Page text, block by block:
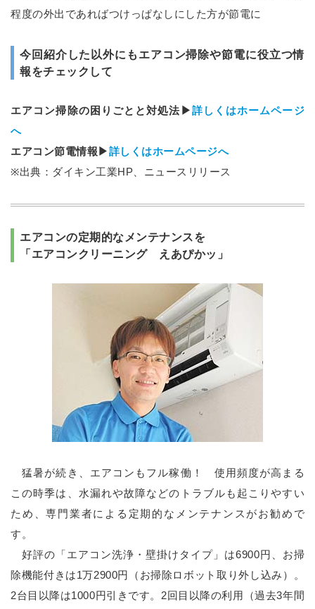
程度の外出であればつけっぱなしにした方が節電に
今回紹介した以外にもエアコン掃除や節電に役立つ情
報をチェックして
エアコン掃除の困りごとと対処法▶詳しくはホームページ
へ
エアコン節電情報▶詳しくはホームページへ
※出典：ダイキン工業HP、ニュースリリース
エアコンの定期的なメンテナンスを
「エアコンクリーニング えあぴかッ」
猛暑が続き、エアコンもフル稼働！ 使用頻度が高まる
この時季は、水漏れや故障などのトラブルも起こりやすい
ため、専門業者による定期的なメンテナンスがお勧めで
す。
好評の「エアコン洗浄・壁掛けタイプ」は6900円、お掃
除機能付きは1万2900円（お掃除ロボット取り外し込み）。
2台目以降は1000円引きです。2回目以降の利用（過去3年間